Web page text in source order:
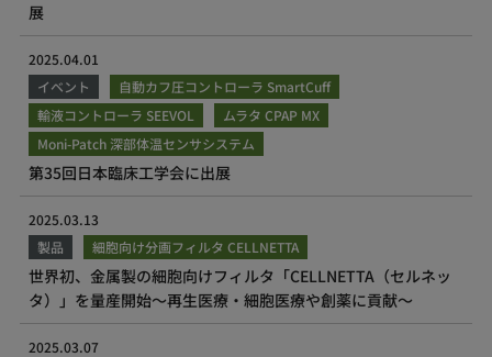
展
2025.04.01
イベント
自動カフ圧コントローラ SmartCuff
輸液コントローラ SEEVOL
ムラタ CPAP MX
Moni-Patch 深部体温センサシステム
第35回日本臨床工学会に出展
2025.03.13
製品
細胞向け分画フィルタ CELLNETTA
世界初、金属製の細胞向けフィルタ「CELLNETTA（セルネッ
タ）」を量産開始～再生医療・細胞医療や創薬に貢献～
2025.03.07